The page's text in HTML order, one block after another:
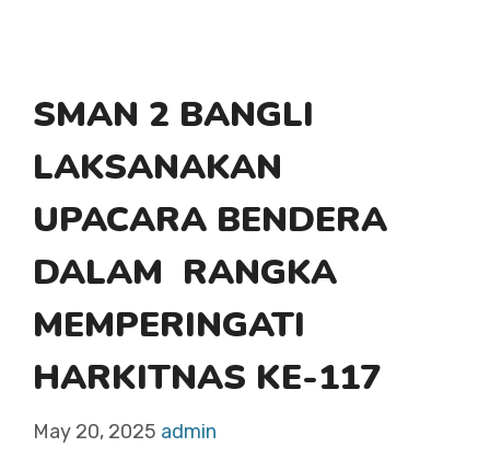
SMAN 2 BANGLI
LAKSANAKAN
UPACARA BENDERA
DALAM RANGKA
MEMPERINGATI
HARKITNAS KE-117
May 20, 2025 admin